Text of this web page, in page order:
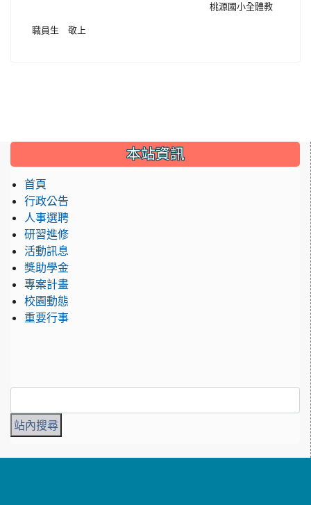
桃源國小全體教
職員生 敬上
::: 本站資訊
首頁
行政公告
人事選聘
研習進修
活動訊息
獎助學金
專案計畫
校園動態
重要行事